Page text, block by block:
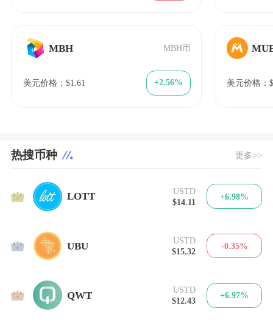
MBH MBH币
美元价格：$1.61 +2.56% 美元价格：
热搜币种 更多>>
1 LOTT
USTD
$14.11
+6.98%
2 UBU
USTD
$15.32
-0.35%
3 QWT
USTD
$12.43
+6.97%